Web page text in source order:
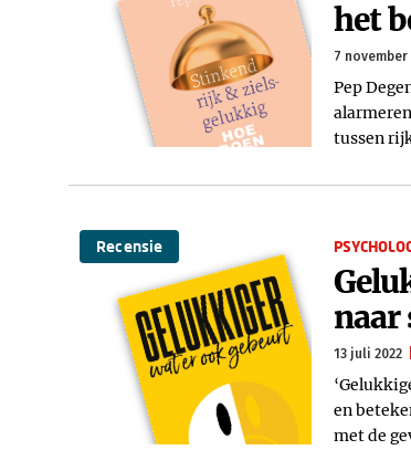
het
7 november
Pep
tussen
Recensie
naar
13 juli 2022
en
met de